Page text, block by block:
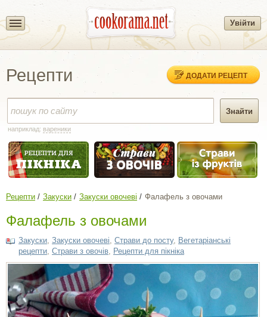
Увійти
Рецепти ДОДАТИ РЕЦЕПТ
наприклад: вареники
Рецепти Закуски Закуски овочеві Фалафель з овочами
Фалафель з овочами
Закуски Закуски овочеві Страви до посту, Вегетаріанські
рецепти Страви з овочів Рецепти для пікніка